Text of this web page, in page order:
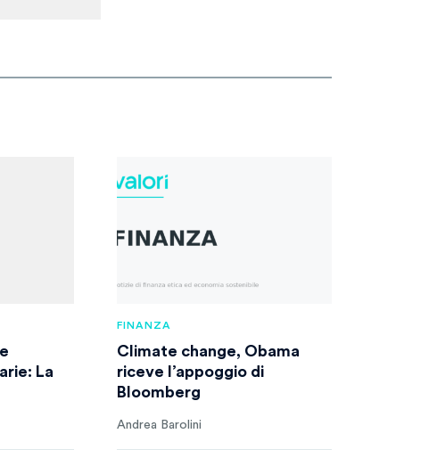
La
FINANZA
Climate change, Obama
riceve l’appoggio di
Bloomberg
Andrea Barolini